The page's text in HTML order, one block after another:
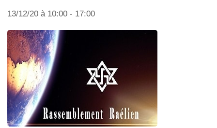
13/12/20 à 10:00 - 17:00